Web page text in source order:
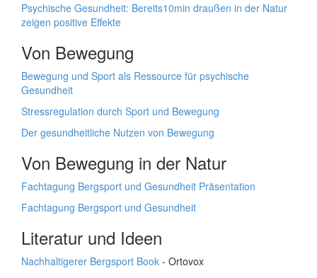
Psychische Gesundheit: Bereits10min draußen in der Natur
zeigen positive Effekte
Von Bewegung
Bewegung und Sport als Ressource für psychische
Gesundheit
Stressregulation durch Sport und Bewegung
Der gesundheitliche Nutzen von Bewegung
Von Bewegung in der Natur
Fachtagung Bergsport und Gesundheit Präsentation
Fachtagung Bergsport und Gesundheit
Literatur und Ideen
Nachhaltigerer Bergsport Book - Ortovox